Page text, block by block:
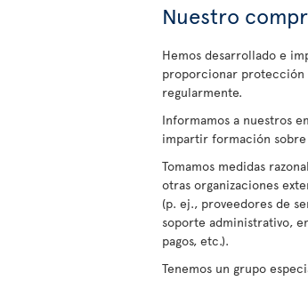
Nuestro
Hemos desarrollado e
proporcionar protección
regularmente.
Informamos a nuestros
impartir formación sobre
Tomamos medidas
otras organizaciones
(p. ej., proveedores de
soporte administrativo,
pagos, etc.).
Tenemos un grupo